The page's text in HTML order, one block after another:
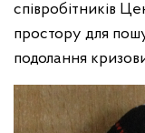
співробітників
простору для
подолання